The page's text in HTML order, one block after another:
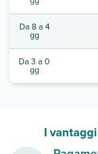
Da 8 a 4
gg
Da 3 a 0
gg
I